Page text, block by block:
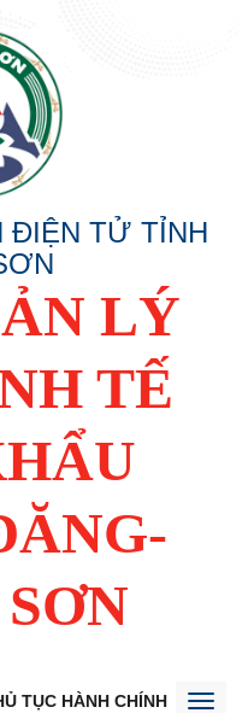
ĐIỆN TỬ TỈNH
LÝ
TẾ
TỤC HÀNH CHÍNH TIẾP